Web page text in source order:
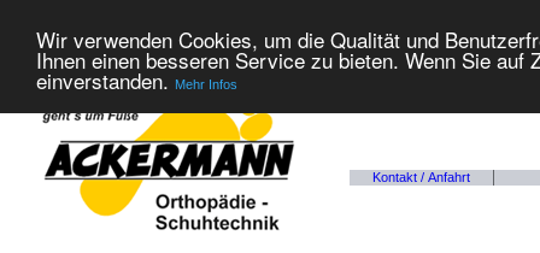
Wir verwenden Cookies, um die Qualität und
Ihnen einen besseren Service zu bieten. Wenn Sie
einverstanden. Mehr Infos
Kontakt / Anfahrt